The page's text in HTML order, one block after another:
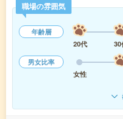
職場の雰囲気
年齢層
20代
30
男女比率
女性